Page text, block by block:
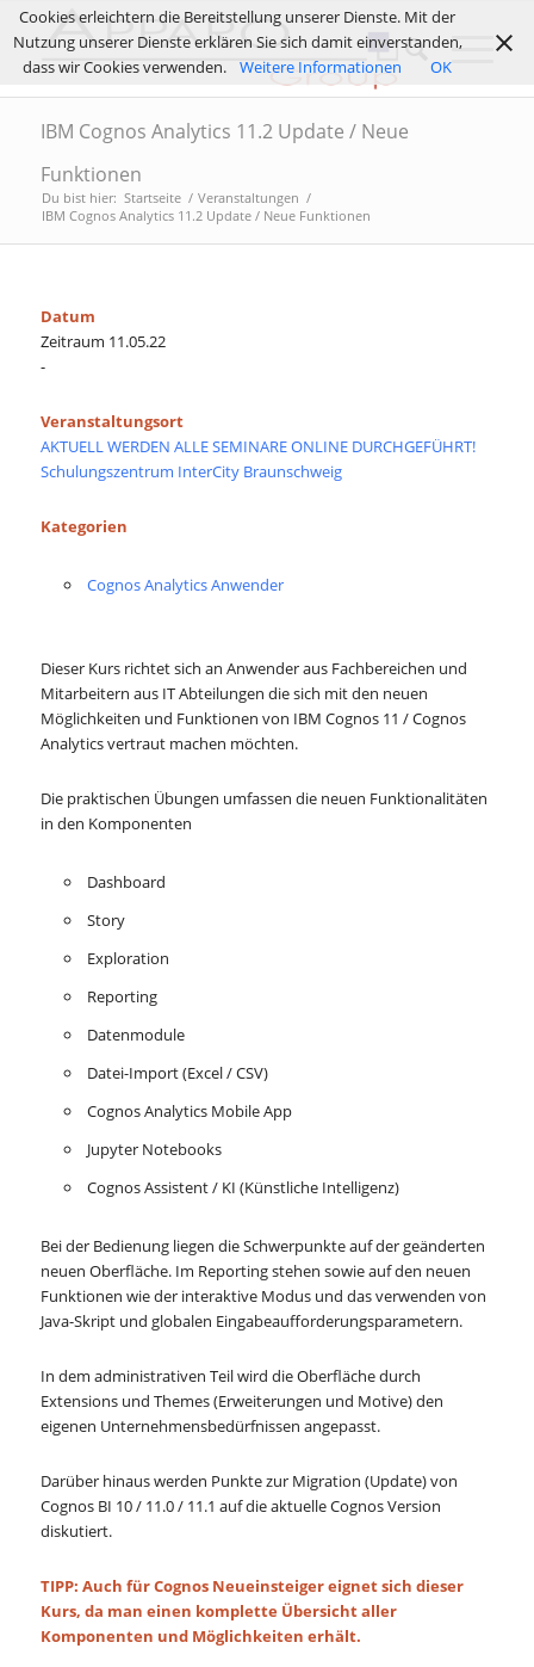
IBM Cognos Analytics 11.2 Update / Neue
Funktionen
Du bist hier: Startseite / Veranstaltungen /
IBM Cognos Analytics 11.2 Update / Neue Funktionen
Datum
Zeitraum 11.05.22
-
Veranstaltungsort
AKTUELL WERDEN ALLE SEMINARE ONLINE DURCHGEFÜHRT!
Schulungszentrum InterCity Braunschweig
Kategorien
Cognos Analytics Anwender
Dieser Kurs richtet sich an Anwender aus Fachbereichen und
Mitarbeitern aus IT Abteilungen die sich mit den neuen
Möglichkeiten und Funktionen von IBM Cognos 11 / Cognos
Analytics vertraut machen möchten.
Die praktischen Übungen umfassen die neuen Funktionalitäten
in den Komponenten
Dashboard
Story
Exploration
Reporting
Datenmodule
Datei-Import (Excel / CSV)
Cognos Analytics Mobile App
Jupyter Notebooks
Cognos Assistent / KI (Künstliche Intelligenz)
Bei der Bedienung liegen die Schwerpunkte auf der geänderten
neuen Oberfläche. Im Reporting stehen sowie auf den neuen
Funktionen wie der interaktive Modus und das verwenden von
Java-Skript und globalen Eingabeaufforderungsparametern.
In dem administrativen Teil wird die Oberfläche durch
Extensions und Themes (Erweiterungen und Motive) den
eigenen Unternehmensbedürfnissen angepasst.
Darüber hinaus werden Punkte zur Migration (Update) von
Cognos BI 10 / 11.0 / 11.1 auf die aktuelle Cognos Version
diskutiert.
TIPP: Auch für Cognos Neueinsteiger eignet sich dieser
Kurs, da man einen komplette Übersicht aller
Komponenten und Möglichkeiten erhält.
Cookies erleichtern die Bereitstellung unserer Dienste. Mit der
Nutzung unserer Dienste erklären Sie sich damit einverstanden,
dass wir Cookies verwenden.
Weitere Informationen OK